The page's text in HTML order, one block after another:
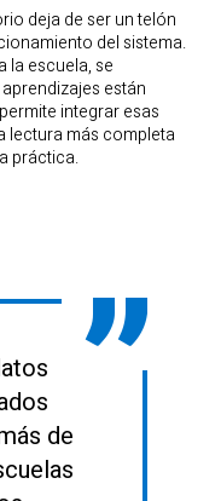
deja de ser un telón
del sistema.
la escuela, se
están
integrar esas
lectura más completa
práctica.
de